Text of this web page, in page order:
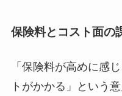
保険料とコスト面の
「保険料が高めに感
トがかかる」という